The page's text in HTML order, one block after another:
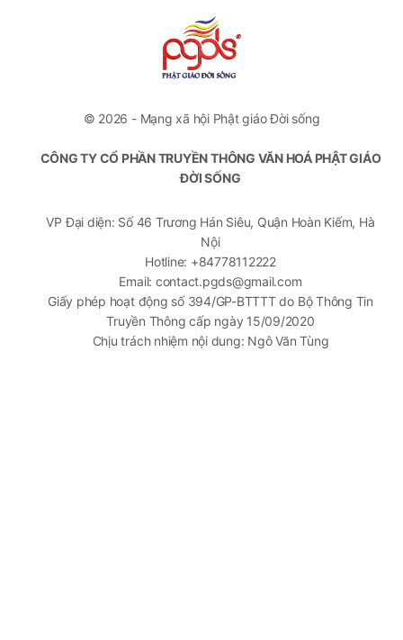
© 2026 - Mạng xã hội Phật giáo Đời sống
CÔNG TY CỔ PHẦN TRUYỀN THÔNG VĂN HOÁ PHẬT GIÁO
ĐỜI SỐNG
VP Đại diện: Số 46 Trương Hán Siêu, Quận Hoàn Kiếm, Hà
Nội
Hotline: +84778112222
Email: contact.pgds@gmail.com
Giấy phép hoạt động số 394/GP-BTTTT do Bộ Thông Tin
Truyền Thông cấp ngày 15/09/2020
Chịu trách nhiệm nội dung: Ngô Văn Tùng